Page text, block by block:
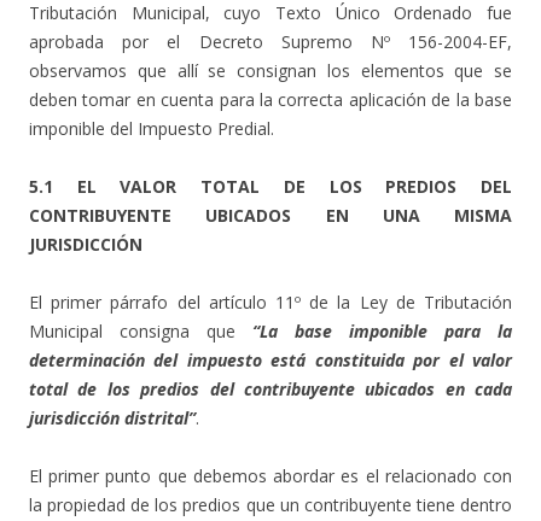
Tributación Municipal, cuyo Texto Único Ordenado fue
aprobada por el Decreto Supremo Nº 156-2004-EF,
observamos que allí se consignan los elementos que se
deben tomar en cuenta para la correcta aplicación de la base
imponible del Impuesto Predial.
5.1 EL VALOR TOTAL DE LOS PREDIOS DEL
CONTRIBUYENTE UBICADOS EN UNA MISMA
JURISDICCIÓN
El primer párrafo del artículo 11º de la Ley de Tributación
Municipal consigna que “La base imponible para la
determinación del impuesto está constituida por el valor
total de los predios del contribuyente ubicados en cada
jurisdicción distrital”.
El primer punto que debemos abordar es el relacionado con
la propiedad de los predios que un contribuyente tiene dentro